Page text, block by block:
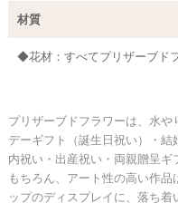
材質
◆花材：すべてプリザーブド
プリザーブドフラワーは、水
デーギフト（誕生日祝い）・結
内祝い・出産祝い・両親贈呈
もちろん、アート性の高い作
ップのディスプレイに、落ち